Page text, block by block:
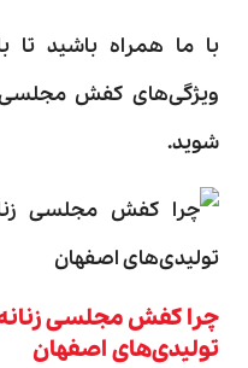
با ما همراه باشید تا
ویژگی‌های کفش مجلسی
شوید.
چرا کفش مجلسی زنانه
تولیدی‌های اصفهان